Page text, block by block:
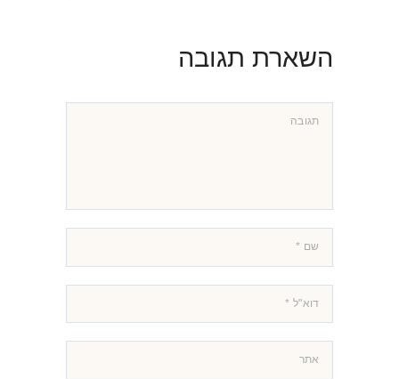
השארת תגובה